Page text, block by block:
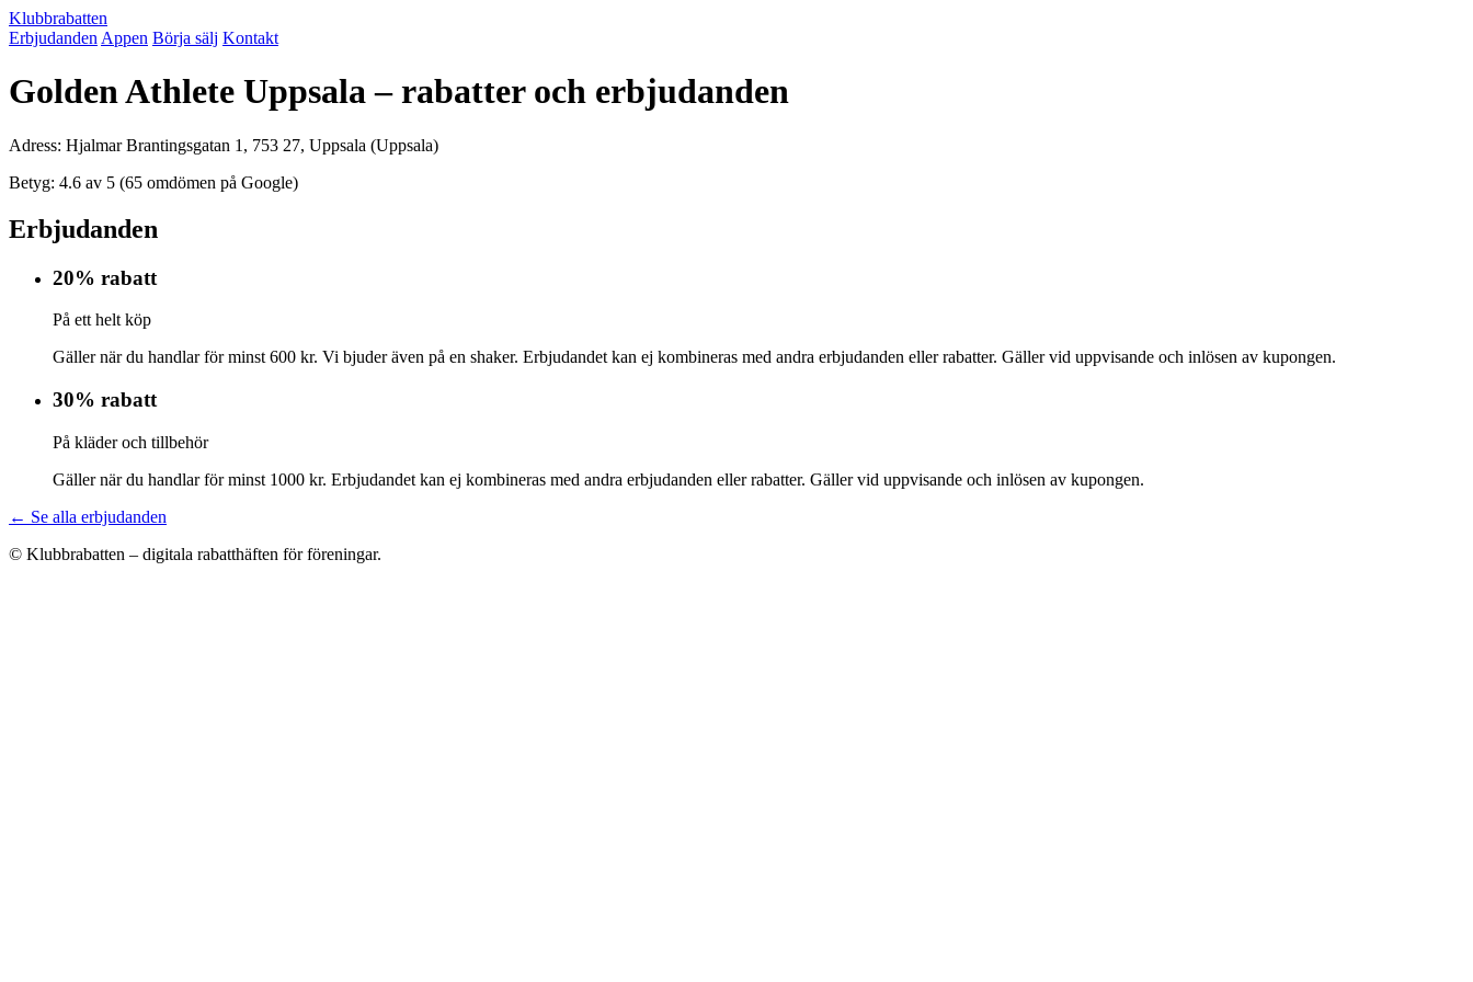
Klubbrabatten
Erbjudanden Appen Börja sälj Kontakt
Golden Athlete Uppsala – rabatter och erbjudanden
Adress: Hjalmar Brantingsgatan 1, 753 27, Uppsala (Uppsala)
Betyg: 4.6 av 5 (65 omdömen på Google)
Erbjudanden
20% rabatt
På ett helt köp
Gäller när du handlar för minst 600 kr. Vi bjuder även på en shaker. Erbjudandet kan ej kombineras med andra erbjudanden eller rabatter. Gäller vid uppvisande och inlösen av kupongen.
30% rabatt
På kläder och tillbehör
Gäller när du handlar för minst 1000 kr. Erbjudandet kan ej kombineras med andra erbjudanden eller rabatter. Gäller vid uppvisande och inlösen av kupongen.
← Se alla erbjudanden
© Klubbrabatten – digitala rabatthäften för föreningar.